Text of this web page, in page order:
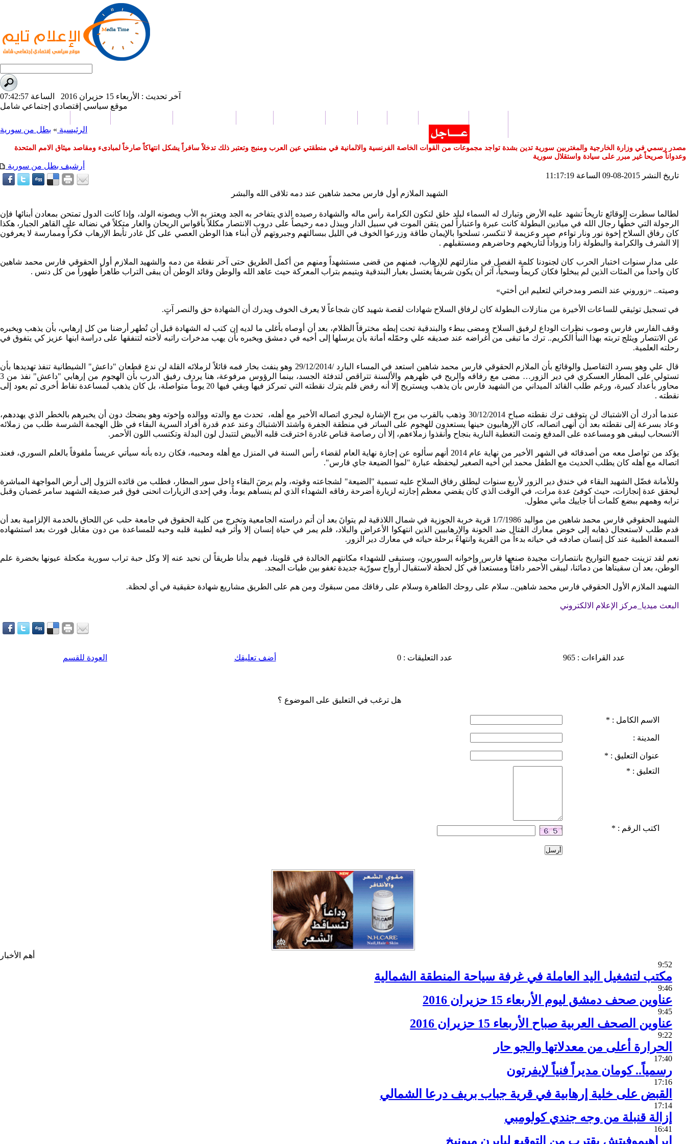
آخر تحديث : الأربعاء 15 حزيران 2016 الساعة 07:42:57
موقع سياسي إقتصادي إجتماعي شامل
مصدر رسمي في وزارة الخارجية والمغتربين‬ ‏سورية‬ تدين بشدة تواجد مجموعات من القوات الخاصة الفرنسية والالمانية في منطقتي عين العرب ومنبج وتعتبر ذلك تدخلاً سافراً يشكل انتهاكاً صارخاً لمبادىء ومقاصد ميثاق الامم المتحدة
وعدواناً صريحاً غير مبرر على سيادة واستقلال سورية
الرئيسية » بطل من سورية
أرشيف بطل من سورية
تاريخ النشر 2015-08-09 الساعة 11:17:19
الشهيد الملازم أول فارس محمد شاهين عند دمه تلاقى الله والبشر
لطالما سطرت الوقائع تاريخاً تشهد عليه الأرض وتبارك له السماء لبلد خلق لتكون الكرامة رأس ماله والشهادة رصيده الذي يتفاخر به الجد ويعتز به الأب ويصونه الولد، وإذا كانت الدول تمتحن بمعادن أبنائها فإن
الرجولة التي خطّها رجال الله في ميادين البطولة كانت عبرة واعتباراً لمن يتقن الموت في سبيل الدار ويبذل دمه رخيصاً على دروب الانتصار مكللاً بأقواس الريحان والغار متكلاً في نضاله على القاهر الجبار، هكذا
كان رفاق السلاح إخوة نور ونار تواءم صبر وعزيمة لا تنكسر، تسلحوا بالإيمان طاقة وزرعوا الخوف في الليل ببسالتهم وجبروتهم لأن أبناء هذا الوطن العصي على كل غادر تأبط الإرهاب فكراً وممارسة لا يعرفون
إلا الشرف والكرامة والبطولة زاداً وزواداً لتاريخهم وحاضرهم ومستقبلهم .
على مدار سنوات اختبار الحرب كان لجنودنا كلمة الفصل في منازلتهم للإرهاب، فمنهم من قضى مستشهداً ومنهم من أكمل الطريق حتى آخر نقطة من دمه والشهيد الملازم أول الحقوقي فارس محمد شاهين
كان واحداً من المئات الذين لم يبخلوا فكان كريماً وسخياً، آثر أن يكون شريفاً يغتسل بغبار البندقية ويتيمم بتراب المعركة حيث عاهد الله والوطن وقائد الوطن أن يبقى التراب طاهراً طهوراً من كل دنس .
وصيته.. «زوروني عند النصر ومدخراتي لتعليم ابن أختي»
في تسجيل توثيقي للساعات الأخيرة من منازلات البطولة كان لرفاق السلاح شهادات لقصة شهيد كان شجاعاً لا يعرف الخوف ويدرك أن الشهادة حق والنصر آتٍ.
وقف الفارس فارس وصوب نظرات الوداع لرفيق السلاح ومضى ببطء والبندقية تحت إبطه مخترقاً الظلام، بعد أن أوصاه بأغلى ما لديه إن كتب له الشهادة قبل أن تُطهر أرضنا من كل إرهابي، بأن يذهب ويخبره
عن الانتصار ويثلج تربته بهذا النبأ الكريم.. ترك ما تبقى من أغراضه عند صديقه علي وحمّله أمانة بأن يرسلها إلى أخيه في دمشق ويخبره بأن يهب مدخرات راتبه لأخته لتنفقها على دراسة ابنها عزيز كي يتفوق في
رحلته العلمية.
قال علي وهو يسرد التفاصيل والوقائع بأن الملازم الحقوقي فارس محمد شاهين استعد في المساء البارد /29/12/2014 وهو ينفث بخار فمه قائلاً لزملائه القلة لن ندع قطعان "داعش" الشيطانية تنفذ تهديدها بأن
تستولي على المطار العسكري في دير الزور… مضى مع رفاقه والريح في ظهرهم والألسنة تتراقص لتدفئة الجسد، بينما الرؤوس مرفوعة، هنا يردف رفيق الدرب بأن الهجوم من إرهابي "داعش" نفذ من 3
محاور بأعداد كبيرة، ورغم طلب القائد الميداني من الشهيد فارس بأن يذهب ويستريح إلا أنه رفض فلم يترك نقطته التي تمركز فيها وبقي فيها 20 يوماً متواصلة، بل كان يذهب لمساعدة نقاط أخرى ثم يعود إلى
نقطته .
عندما أدرك أن الاشتباك لن يتوقف ترك نقطته صباح 30/12/2014 وذهب بالقرب من برج الإشارة ليجري اتصاله الأخير مع أهله، تحدث مع والدته ووالده وإخوته وهو يضحك دون أن يخبرهم بالخطر الذي يهددهم،
وعاد بسرعة إلى نقطته بعد أن أنهى اتصاله، كان الإرهابيون حينها يستعدون للهجوم على الساتر في منطقة الجفرة واشتد الاشتباك وعند عدم قدرة أفراد السرية البقاء في ظل الهجمة الشرسة طلب من زملائه
الانسحاب ليبقى هو ومساعده على المدفع وتمت التغطية النارية بنجاح وأنقذوا زملاءهم، إلا أن رصاصة قناص غادرة اخترقت قلبه الأبيض لتتبدل لون البدلة وتكتسب اللون الأحمر.
يؤكد من تواصل معه من أصدقائه في الشهر الأخير من نهاية عام 2014 أنهم سألوه عن إجازة نهاية العام لقضاء رأس السنة في المنزل مع أهله ومحبيه، فكان رده بأنه سيأتي عريساً ملفوفاً بالعلم السوري، فعند
اتصاله مع أهله كان يطلب الحديث مع الطفل محمد ابن أخيه الصغير ليحفظه عبارة "لموا الضيعة جاي فارس".
وللأمانة فضّل الشهيد البقاء في خندق دير الزور لأربع سنوات ليطلق رفاق السلاح عليه تسمية "الضيعة" لشجاعته وقوته، ولم يرضَ البقاء داخل سور المطار، فطلب من قائده النزول إلى أرض المواجهة المباشرة
ليحقق عدة إنجازات، حيث كوفئ عدة مرات، في الوقت الذي كان يقضي معظم إجازته لزيارة أضرحة رفاقه الشهداء الذي لم ينساهم يوماً، وفي إحدى الزيارات انحنى فوق قبر صديقه الشهيد سامر غضبان وقبل
ترابه وهمهم ببضع كلمات أنا جاييك ماني مطول.
الشهيد الحقوقي فارس محمد شاهين من مواليد 1/7/1986 قرية خربة الجوزية في شمال اللاذقية لم يتوانَ بعد أن أتم دراسته الجامعية وتخرج من كلية الحقوق في جامعة حلب عن اللحاق بالخدمة الإلزامية بعد أن
قدم طلب لاستعجال ذهابه إلى خوض معارك القتال ضد الخونة والإرهابيين الذين انتهكوا الأعراض والبلاد، فلم يمر في حياة إنسان إلا وأثر فيه لطيبة قلبه وحبه للمساعدة من دون مقابل فورث بعد استشهاده
السمعة الطبية عند كل إنسان صادفه في حياته بدءاً من القرية وانتهاءً برحلة حياته في معارك دير الزور.
نعم لقد تزينت جميع التواريخ بانتصارات مجيدة صنعها فارس وإخوانه السوريون، وستبقى للشهداء مكانتهم الخالدة في قلوبنا، فبهم بدأنا طريقاً لن نحيد عنه إلا وكل حبة تراب سورية مكحلة عيونها بخضرة علم
الوطن، بعد أن سقيناها من دمائنا، ليبقى الأحمر دافئاً ومستعداً في كل لحظة لاستقبال أرواح سورّية جديدة تغفو بين طيات المجد.
الشهيد الملازم الأول الحقوقي فارس محمد شاهين.. سلام على روحك الطاهرة وسلام على رفاقك ممن سبقوك ومن هم على الطريق مشاريع شهادة حقيقية في أي لحظة.
البعث ميديا_مركز الإعلام الالكتروني
العودة للقسم أضف تعليقك عدد التعليقات : 0 عدد القراءات : 965
هل ترغب في التعليق على الموضوع ؟
الاسم الكامل : *
المدينة :
عنوان التعليق : *
التعليق : *
اكتب الرقم : *
أهم الأخبار
9:52
مكتب لتشغيل اليد العاملة في غرفة سياحة المنطقة الشمالية
9:46
عناوين صحف دمشق ليوم الأربعاء 15 حزيران 2016
9:45
عناوين الصحف العربية صباح الأربعاء 15 حزيران 2016
9:22
الحرارة أعلى من معدلاتها والجو حار
17:40
رسمياً.. كومان مديراً فنياً لإيفرتون
17:16
القبض على خلية إرهابية في قرية جباب بريف درعا الشمالي
17:14
إزالة قنبلة من وجه جندي كولومبي
16:41
إبراهيموفيتش يقترب من التوقيع لبايرن ميونيخ